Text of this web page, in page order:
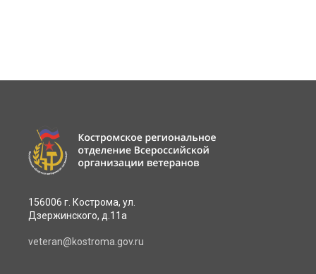
156006 г. Кострома, ул.
Дзержинского, д.11а
veteran@kostroma.gov.ru